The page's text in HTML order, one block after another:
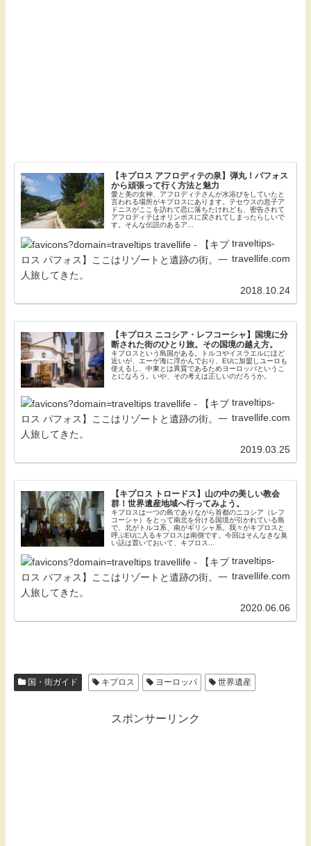
【キプロス アフロディテの泉】弾丸！パフォス
から頑張って行く方法と魅力
愛と美の女神、アフロディテさんが水浴びをしていたと
言われる場所がキプロスにあります。テセウスの息子ア
ドニスがここを訪れて恋に落ちたけれども、密告されて
アフロディテはオリンポスに戻されてしまったらしいで
す。そんな伝説のあるア...
traveltips-
travellife.com
2018.10.24
【キプロス ニコシア・レフコーシャ】国境に分
断された街のひとり旅。その国境の越え方。
キプロスという島国がある。トルコやイスラエルにほど
近いが、エーゲ海に浮かんでおり、EUに加盟しユーロも
使えるし、中東とは異質であるためヨーロッパというこ
とになろう。いや、その考えは正しいのだろうか。
traveltips-
travellife.com
2019.03.25
【キプロス トロードス】山の中の美しい教会
群！世界遺産地域へ行ってみよう。
キプロスは一つの島でありながら首都のニコシア（レフ
コーシャ）をとって南北を分ける国境が引かれている島
で、北がトルコ系、南がギリシャ系。我々がキプロスと
呼ぶEUに入るキプロスは南側です。今回はそんなきな臭
い話は置いておいて、キプロス...
traveltips-
travellife.com
2020.06.06
国・街ガイド キプロス ヨーロッパ 世界遺産
スポンサーリンク